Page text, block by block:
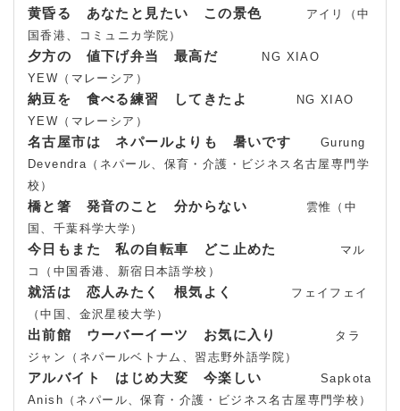
黄昏る あなたと見たい この景色
アイリ（中
国香港、コミュニカ学院）
夕方の 値下げ弁当 最高だ
NG XIAO
YEW（マレーシア）
納豆を 食べる練習 してきたよ
NG XIAO
YEW（マレーシア）
名古屋市は ネパールよりも 暑いです
Gurung
Devendra（ネパール、保育・介護・ビジネス名古屋専門学
校）
橋と箸 発音のこと 分からない
雲惟（中
国、千葉科学大学）
今日もまた 私の自転車 どこ止めた
マル
コ（中国香港、新宿日本語学校）
就活は 恋人みたく 根気よく
フェイフェイ
（中国、金沢星稜大学）
出前館 ウーバーイーツ お気に入り
タラ
ジャン（ネパールベトナム、習志野外語学院）
アルバイト はじめ大変 今楽しい
Sapkota
Anish（ネパール、保育・介護・ビジネス名古屋専門学校）